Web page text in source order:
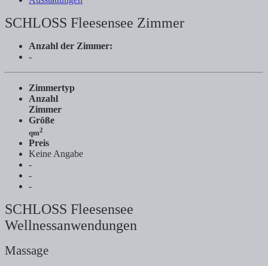
SCHLOSS Fleesensee Zimmer
Anzahl der Zimmer:
-
Zimmertyp
Anzahl
Zimmer
Größe
qm2
Preis
Keine Angabe
-
-
-
SCHLOSS Fleesensee
Wellnessanwendungen
Massage